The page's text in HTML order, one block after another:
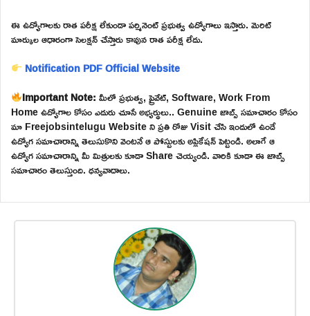
ఈ ఉద్యోగాలకు రాత పరీక్ష లేకుండా పర్మినెంట్ ప్రభుత్వ ఉద్యోగాలు ఇస్తారు. మెరిట్
మార్కుల ఆధారంగా సెలక్షన్ చేస్తారు కావున రాత పరీక్ష లేదు.
Notification PDFOfficial Website
Important Note:మీలో ప్రభుత్వ, ప్రైవేట్, Software, Work From
Home ఉద్యోగాల కోసం ఎదురు చూసే అభ్యర్థులు.. Genuine జాబ్స్ సమాచారం కోసం
మా Freejobsintelugu Website ని ప్రతి రోజు Visit చేసి ఇందులో ఉండే
ఉద్యోగ సమాచారాన్ని తెలుసుకొని వెంటనే ఆ పోస్టులకు అప్లికేషన్ పెట్టండి. అలాగే ఆ
ఉద్యోగ సమాచారాన్ని మీ మిత్రులకు కూడా Share చెయ్యండి. వారికి కూడా ఈ జాబ్స్
సమాచారం తెలుస్తుంది. ధన్యవాదాలు.